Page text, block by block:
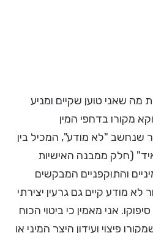
שאני טוען שקיים ומניע
מקורו בדחפי המין
שנחשב "לא מודע", המכיל בין
(חלק ממבנה האישיות
והתוקפניים המבקשים
לא מודע קיים גם גרעין יצירתי
אני מאמין כי ביטוי הכוח
פיצוי ועידון היצר המיני או